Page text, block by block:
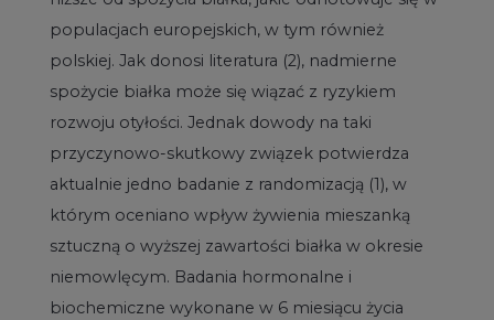
populacjach europejskich, w tym również
polskiej. Jak donosi literatura (2), nadmierne
spożycie białka może się wiązać z ryzykiem
rozwoju otyłości. Jednak dowody na taki
przyczynowo-skutkowy związek potwierdza
aktualnie jedno badanie z randomizacją (1), w
którym oceniano wpływ żywienia mieszanką
sztuczną o wyższej zawartości białka w okresie
niemowlęcym. Badania hormonalne i
biochemiczne wykonane w 6 miesiącu życia